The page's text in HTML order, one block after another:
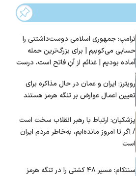
ترامپ: جمهوری اسلامی دوست‌داشتنی را
حسابی می‌کوبیم | برای بزرگ‌ترین حمله
آماده بودیم | غنائم از آنِ فاتح است، درست
رویترز: ایران و عمان در حال مذاکره برای
تعیین اعمال عوارض بر تنگه هرمز هستند
پزشکیان: ارتباط با رهبر انقلاب سخت است
/ اگر تا امروز مانده‌ایم، به‌خاطر مردم ایران
است
سنتکام: مسیر ۴۸ کشتی را در تنگه هرمز